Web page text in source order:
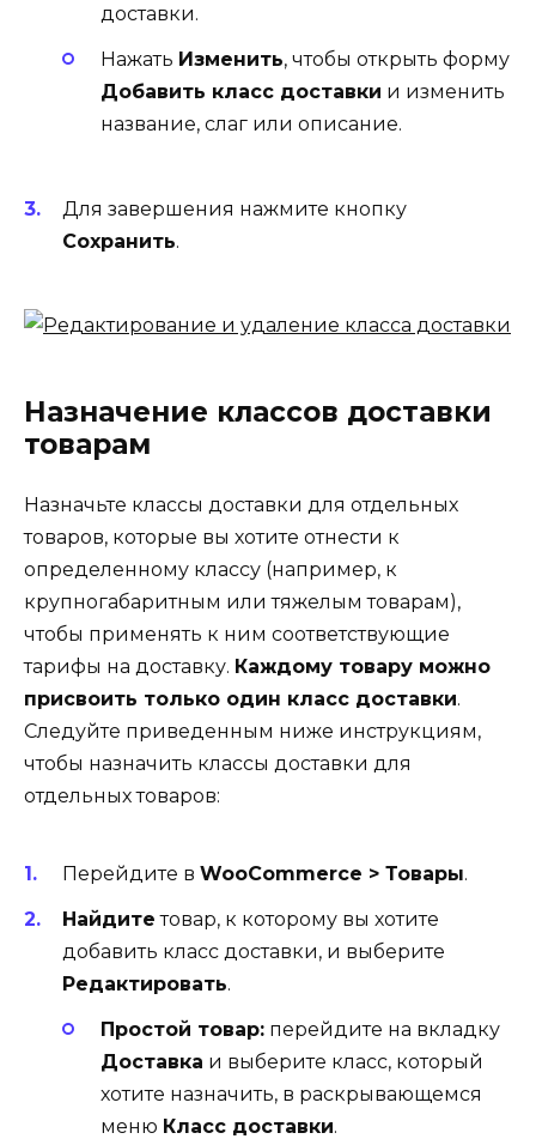
доставки.
Нажать Изменить, чтобы открыть форму
Добавить класс доставки и изменить
название, слаг или описание.
Для завершения нажмите кнопку
Сохранить.
Назначение классов доставки
товарам
Назначьте классы доставки для отдельных
товаров, которые вы хотите отнести к
определенному классу (например, к
крупногабаритным или тяжелым товарам),
чтобы применять к ним соответствующие
тарифы на доставку. Каждому товару можно
присвоить только один класс доставки.
Следуйте приведенным ниже инструкциям,
чтобы назначить классы доставки для
отдельных товаров:
Перейдите в WooCommerce > Товары.
Найдите товар, к которому вы хотите
добавить класс доставки, и выберите
Редактировать.
Простой товар: перейдите на вкладку
Доставка и выберите класс, который
хотите назначить, в раскрывающемся
меню Класс доставки.